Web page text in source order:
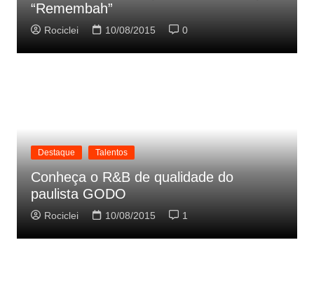
“Remembah”
Rociclei 10/08/2015 0
Destaque Talentos
Conheça o R&B de qualidade do
paulista GODO
Rociclei 10/08/2015 1